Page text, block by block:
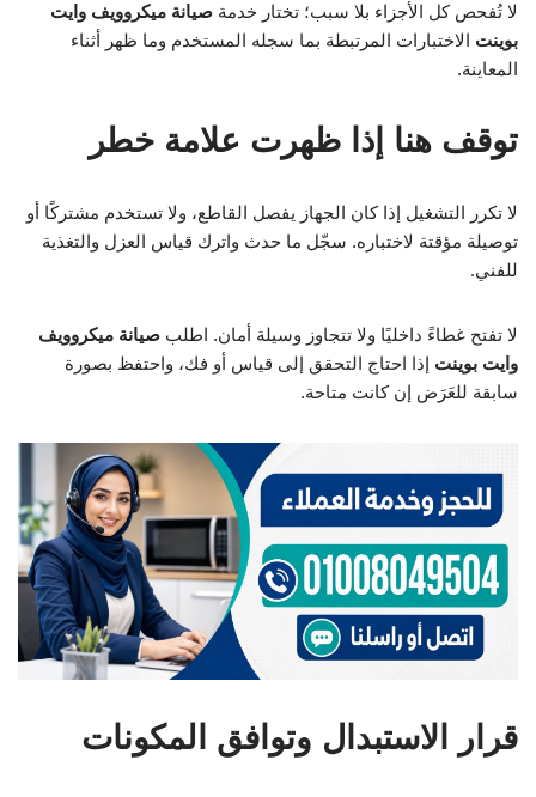
لا تُفحص كل الأجزاء بلا سبب؛ تختار خدمة صيانة ميكروويف وايت
بوينت الاختبارات المرتبطة بما سجله المستخدم وما ظهر أثناء
المعاينة.
توقف هنا إذا ظهرت علامة خطر
لا تكرر التشغيل إذا كان الجهاز يفصل القاطع، ولا تستخدم مشتركًا أو
توصيلة مؤقتة لاختباره. سجّل ما حدث واترك قياس العزل والتغذية
للفني.
لا تفتح غطاءً داخليًا ولا تتجاوز وسيلة أمان. اطلب صيانة ميكروويف
وايت بوينت إذا احتاج التحقق إلى قياس أو فك، واحتفظ بصورة
سابقة للعَرَض إن كانت متاحة.
قرار الاستبدال وتوافق المكونات